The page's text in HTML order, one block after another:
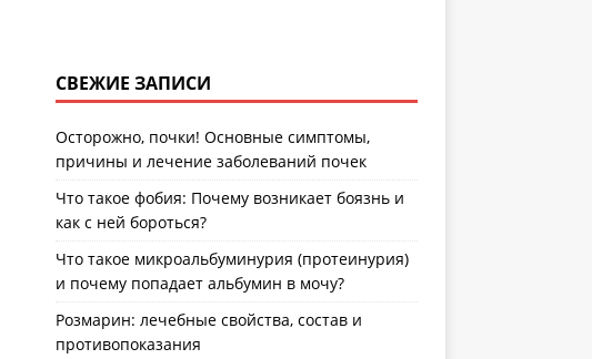
СВЕЖИЕ ЗАПИСИ
Осторожно, почки! Основные симптомы,
причины и лечение заболеваний почек
Что такое фобия: Почему возникает боязнь и
как с ней бороться?
Что такое микроальбуминурия (протеинурия)
и почему попадает альбумин в мочу?
Розмарин: лечебные свойства, состав и
противопоказания